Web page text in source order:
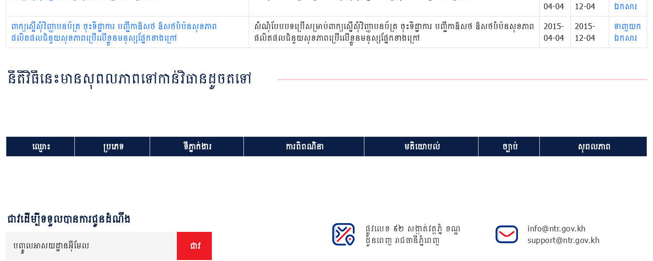
04-04
12-04
ឯកសារ
ពាក្យស្នើសុំវិញ្ញាបនប័ត្រ ចុះទិដ្ឋាការ បញ្ជីកាឱសថ ឱសថបំប៉នសុខភាព
ផលិតផលជំនួយសុខភាពប្រើលើខ្លួនមនុស្សផ្នែកខាងក្រៅ
សំណុំបែបបទប្រើសម្រាប់ពាក្យស្នើសុំវិញ្ញាបនប័ត្រ ចុះទិដ្ឋាការ បញ្ជីកាឱសថ ឱសថបំប៉នសុខភាព
ផលិតផលជំនួយសុខភាពប្រើលើខ្លួនមនុស្សផ្នែកខាងក្រៅ
2015-
04-04
2015-
12-04
ទាញយក
ឯកសារ
នីតិវិធីនេះមានសុពលភាពទៅកាន់វិធានដូចតទៅ
ឈ្មោះ ប្រភេទ ទីភ្នាក់ងារ ការពិពណ៌នា មតិយោបល់ ច្បាប់ សុពលភាព
ជាវដើម្បីទទួលបានការជូនដំណឹង
បញ្ចូលអាសយដ្ឋានអ៊ីមែល ជាវ
ផ្លូវលេខ ៩២ សង្កាត់វត្តភ្នំ ខណ្ឌ
ដូនពេញ រាជធានីភ្នំពេញ
info@ntr.gov.kh
support@ntr.gov.kh